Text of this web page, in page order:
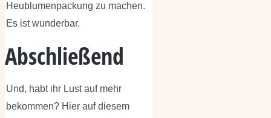
Heublumenpackung zu machen.
Es ist wunderbar.
Abschließend
Und, habt ihr Lust auf mehr
bekommen? Hier auf diesem